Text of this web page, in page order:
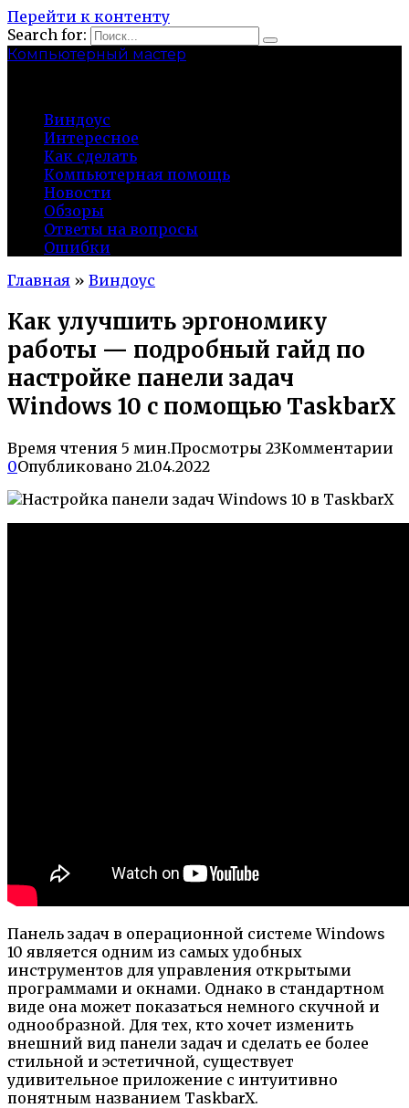
Перейти к контенту
Search for:
Компьютерный мастер
Виндоус
Интересное
Как сделать
Компьютерная помощь
Новости
Обзоры
Ответы на вопросы
Ошибки
Главная » Виндоус
Как улучшить эргономику
работы — подробный гайд по
настройке панели задач
Windows 10 с помощью TaskbarX
Время чтения 5 мин.Просмотры 23Комментарии
0Опубликовано 21.04.2022
Панель задач в операционной системе Windows
10 является одним из самых удобных
инструментов для управления открытыми
программами и окнами. Однако в стандартном
виде она может показаться немного скучной и
однообразной. Для тех, кто хочет изменить
внешний вид панели задач и сделать ее более
стильной и эстетичной, существует
удивительное приложение с интуитивно
понятным названием TaskbarX.